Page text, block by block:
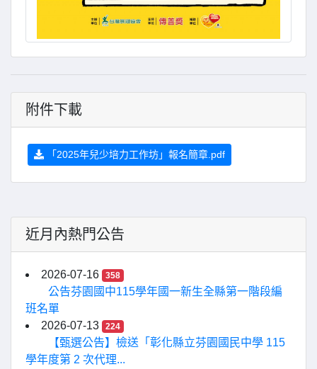
附件下載
「2025年兒少培力工作坊」報名簡章.pdf
近月內熱門公告
2026-07-16 358
公告芬園國中115學年國一新生全縣第一階段編
班名單
2026-07-13
224
【甄選公告】檢送「彰化縣立芬園國民中學 115
學年度第 2 次代理...